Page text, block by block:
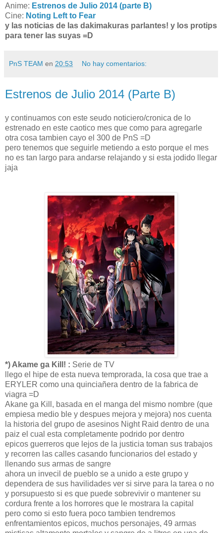
Anime: Estrenos de Julio 2014 (parte B)
Cine: Noting Left to Fear
y las noticias de las dakimakuras parlantes! y los protips
para tener las suyas =D
PnS TEAM en 20:53 No hay comentarios:
Estrenos de Julio 2014 (Parte B)
y continuamos con este seudo noticiero/cronica de lo
estrenado en este caotico mes que como para agregarle
otra cosa tambien cayo el 300 de PnS =D
pero tenemos que seguirle metiendo a esto porque el mes
no es tan largo para andarse relajando y si esta jodido llegar
jaja
*) Akame ga Kill! : Serie de TV
llego el hipe de esta nueva temprorada, la cosa que trae a
ERYLER como una quinciañera dentro de la fabrica de
viagra =D
Akane ga Kill, basada en el manga del mismo nombre (que
empiesa medio ble y despues mejora y mejora) nos cuenta
la historia del grupo de asesinos Night Raid dentro de una
paiz el cual esta completamente podrido por dentro
epicos guerreros que lejos de la justicia toman sus trabajos
y recorren las calles casando funcionarios del estado y
llenando sus armas de sangre
ahora un invecil de pueblo se a unido a este grupo y
dependera de sus havilidades ver si sirve para la tarea o no
y porsupuesto si es que puede sobrevivir o mantener su
cordura frente a los horrores que le mostrara la capital
pero como si esto fuera poco tambien tendremos
enfrentamientos epicos, muchos personajes, 49 armas